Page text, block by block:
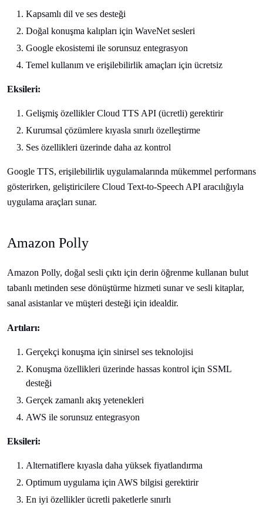
Kapsamlı dil ve ses desteği
Doğal konuşma kalıpları için WaveNet sesleri
Google ekosistemi ile sorunsuz entegrasyon
Temel kullanım ve erişilebilirlik amaçları için ücretsiz
Eksileri:
Gelişmiş özellikler Cloud TTS API (ücretli) gerektirir
Kurumsal çözümlere kıyasla sınırlı özelleştirme
Ses özellikleri üzerinde daha az kontrol
Google TTS, erişilebilirlik uygulamalarında mükemmel performans
gösterirken, geliştiricilere Cloud Text-to-Speech API aracılığıyla
uygulama araçları sunar.
Amazon Polly
Amazon Polly, doğal sesli çıktı için derin öğrenme kullanan bulut
tabanlı metinden sese dönüştürme hizmeti sunar ve sesli kitaplar,
sanal asistanlar ve müşteri desteği için idealdir.
Artıları:
Gerçekçi konuşma için sinirsel ses teknolojisi
Konuşma özellikleri üzerinde hassas kontrol için SSML
desteği
Gerçek zamanlı akış yetenekleri
AWS ile sorunsuz entegrasyon
Eksileri:
Alternatiflere kıyasla daha yüksek fiyatlandırma
Optimum uygulama için AWS bilgisi gerektirir
En iyi özellikler ücretli paketlerle sınırlı